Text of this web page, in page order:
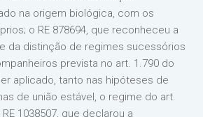
na origem biológica, com os
o RE 878694, que reconheceu a
da distinção de regimes sucessórios
prevista no art. 1.790 do
aplicado, tanto nas hipóteses de
de união estável, o regime do art.
1038507, que declarou a